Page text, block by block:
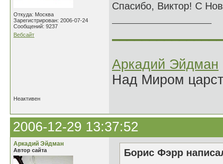
Откуда: Москва
Зарегистрирован: 2006-07-24
Сообщений: 9237
Вебсайт
Спасибо, Виктор! С
Аркадий Эйдман
Над Миром
Неактивен
2006-12-29 13:37:52
Аркадий Эйдман
Автор сайта
Борис Фэрр